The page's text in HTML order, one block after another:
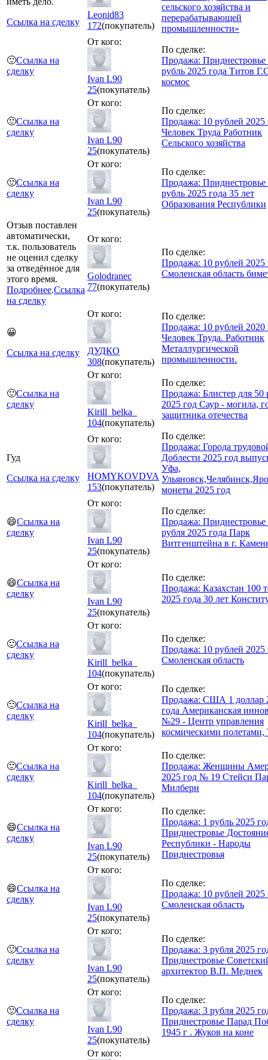
Ссылка на сделку
Leonid83
172(покупатель)
сельского хозяйства и
перерабатывающей
промышленности»
🙂Ссылка на
сделку
От кого:
Ivan L90
25(покупатель)
По сделке:
Продажа: Приднестровье
рубль 2025 года Титов
космос
🙂Ссылка на
сделку
От кого:
Ivan L90
25(покупатель)
По сделке:
Продажа: 10 рублей 2025
Человек Труда Работник
Сельского хозяйства
🙂Ссылка на
сделку
От кого:
Ivan L90
25(покупатель)
По сделке:
Продажа: Приднестровье
рубль 2025 года 35 лет
Образования Республики
Отзыв поставлен
автоматически,
т.к. пользователь
не оценил сделку
за отведённое для
этого время.
Подробнее.Ссылка
на сделку
От кого:
Golodranec
77(покупатель)
По сделке:
Продажа: 10 рублей 2025
Смоленская область
😀
Ссылка на сделку
От кого:
ДУДКО
308(покупатель)
По сделке:
Продажа: 10 рублей 2020
Человек Труда. Работник
Металлургической
промышленности.
🙂Ссылка на
сделку
От кого:
Kirill_belka_
104(покупатель)
По сделке:
Продажа: Блистер для 50
2025 год Саур - могила,
защитника отечества
Гуд
Ссылка на сделку
От кого:
HOMYKOVDVA
153(покупатель)
По сделке:
Продажа: Города
Доблести 2025 год
Уфа,
монеты 2025 год
😄Ссылка на
сделку
От кого:
Ivan L90
25(покупатель)
По сделке:
Продажа: Приднестровье
рубля 2025 года Парк
Витгенштейна в г.
😄Ссылка на
сделку
От кого:
Ivan L90
25(покупатель)
По сделке:
Продажа: Казахстан 100
2025 года 30 лет
🙂Ссылка на
сделку
От кого:
Kirill_belka_
104(покупатель)
По сделке:
Продажа: 10 рублей 2025
Смоленская область
🙂Ссылка на
сделку
От кого:
Kirill_belka_
104(покупатель)
По сделке:
Продажа: США 1 доллар
года Американская
№29 - Центр управления
космическими полетами,
🙂Ссылка на
сделку
От кого:
Kirill_belka_
104(покупатель)
По сделке:
Продажа: Женщины
2025 год № 19 Стейси
Милберн
😄Ссылка на
сделку
От кого:
Ivan L90
25(покупатель)
По сделке:
Продажа: 1 рубль 2025
Приднестровье
Республики - Народы
Приднестровья
😄Ссылка на
сделку
От кого:
Ivan L90
25(покупатель)
По сделке:
Продажа: 10 рублей 2025
Смоленская область
🙂Ссылка на
сделку
От кого:
Ivan L90
25(покупатель)
По сделке:
Продажа: 3 рубля 2025
Приднестровье
архитектор В.П. Меднек
🙂Ссылка на
сделку
От кого:
Ivan L90
25(покупатель)
По сделке:
Продажа: 3 рубля 2025
Приднестровье Парад
1945 г . Жуков на коне
От кого: